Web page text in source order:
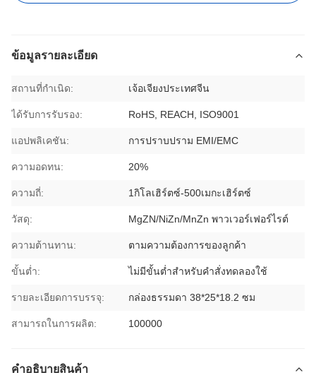
ข้อมูลรายละเอียด
สถานที่กำเนิด: เจ้อเจียงประเทศจีน
ได้รับการรับรอง: RoHS, REACH, ISO9001
แอปพลิเคชัน: การปราบปราม EMI/EMC
ความอดทน: 20%
ความถี่: 1กิโลเฮิร์ตซ์-500เมกะเฮิร์ตซ์
วัสดุ: MgZN/NiZn/MnZn พาวเวอร์เฟอร์ไรต์
ความต้านทาน: ตามความต้องการของลูกค้า
ขั้นต่ำ: ไม่มีขั้นต่ำสำหรับคำสั่งทดลองใช้
รายละเอียดการบรรจุ: กล่องธรรมดา 38*25*18.2 ซม
สามารถในการผลิต: 100000
คําอธิบายสินค้า